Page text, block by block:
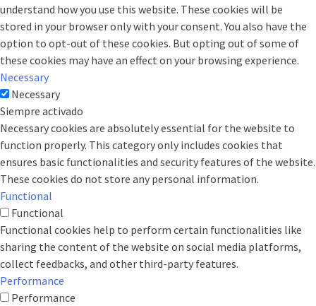
understand how you use this website. These cookies will be
stored in your browser only with your consent. You also have the
option to opt-out of these cookies. But opting out of some of
these cookies may have an effect on your browsing experience.
Necessary
Necessary
Siempre activado
Necessary cookies are absolutely essential for the website to
function properly. This category only includes cookies that
ensures basic functionalities and security features of the website.
These cookies do not store any personal information.
Functional
Functional
Functional cookies help to perform certain functionalities like
sharing the content of the website on social media platforms,
collect feedbacks, and other third-party features.
Performance
Performance